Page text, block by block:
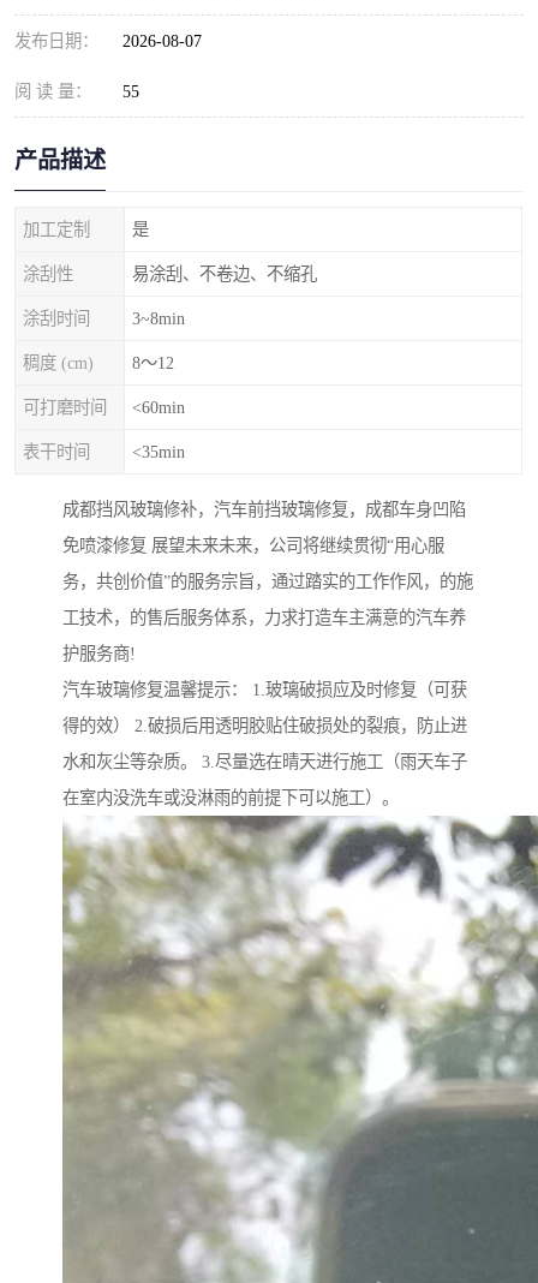
发布日期： 2026-08-07
阅 读 量： 55
产品描述
加工定制 是
涂刮性 易涂刮、不卷边、不缩孔
涂刮时间 3~8min
稠度 (cm) 8～12
可打磨时间 <60min
表干时间 <35min
成都挡风玻璃修补，汽车前挡玻璃修复，成都车身凹陷
免喷漆修复 展望未来未来，公司将继续贯彻“用心服
务，共创价值”的服务宗旨，通过踏实的工作作风，的施
工技术，的售后服务体系，力求打造车主满意的汽车养
护服务商!
汽车玻璃修复温馨提示： 1.玻璃破损应及时修复（可获
得的效） 2.破损后用透明胶贴住破损处的裂痕，防止进
水和灰尘等杂质。 3.尽量选在晴天进行施工（雨天车子
在室内没洗车或没淋雨的前提下可以施工）。